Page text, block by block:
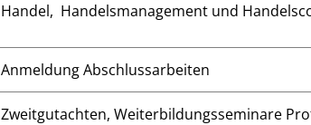
Handel, Handelsmanagement und
Anmeldung Abschlussarbeiten
Zweitgutachten, Weiterbildungsseminare